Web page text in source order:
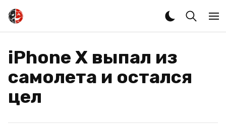
iPhone X выпал из
самолета и остался
цел